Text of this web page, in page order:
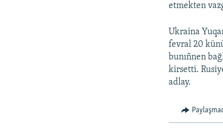
etmekten
Ukraina
fevral 20
bunıñnen
kirsetti.
adlay.